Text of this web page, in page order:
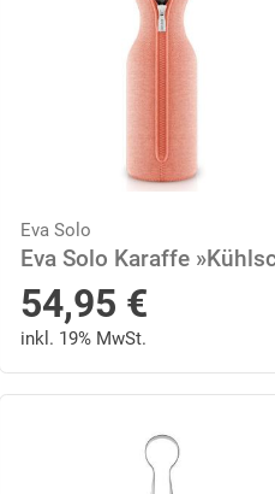
Eva Solo
54,95 €
inkl. 19% MwSt.